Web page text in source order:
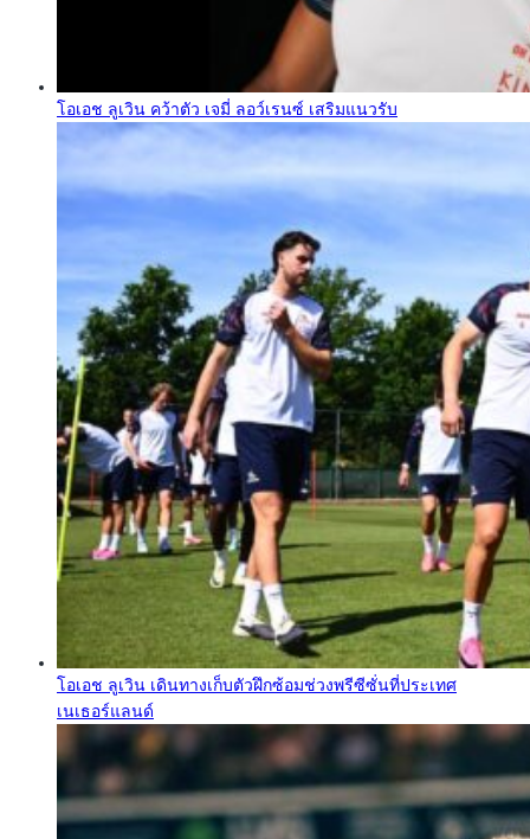
โอเอช ลูเวิน คว้าตัว เจมี่ ลอว์เรนซ์ เสริมแนวรับ
โอเอช ลูเวิน เดินทางเก็บตัวฝึกซ้อมช่วงพรีซีซั่นที่ประเทศ
เนเธอร์แลนด์